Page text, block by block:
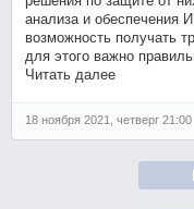
анализа и обеспечения
возможность получать
для этого важно
Читать далее
18 ноября 2021, четверг 21:00